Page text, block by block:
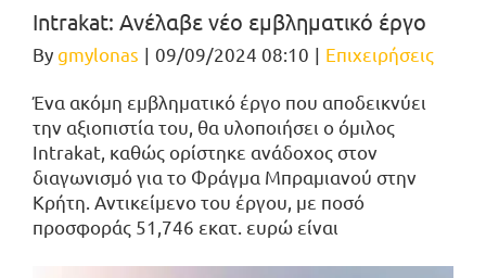
Intrakat: Ανέλαβε νέο εμβληματικό έργο
Bygmylonas | 09/09/2024 08:10 | Επιχειρήσεις
Ένα ακόμη εμβληματικό έργο που αποδεικνύει
την αξιοπιστία του, θα υλοποιήσει ο όμιλος
Intrakat, καθώς ορίστηκε ανάδοχος στον
διαγωνισμό για το Φράγμα Μπραμιανού στην
Κρήτη. Αντικείμενο του έργου, με ποσό
προσφοράς 51,746 εκατ. ευρώ είναι